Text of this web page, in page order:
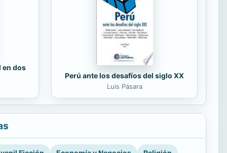
en dos
Perú ante los desafíos del siglo XX
Luis Pásara